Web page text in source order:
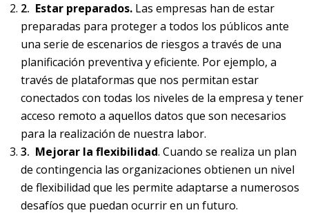
Estar preparados. Las empresas han de estar
preparadas para proteger a todos los públicos ante
una serie de escenarios de riesgos a través de una
planificación preventiva y eficiente. Por ejemplo, a
través de plataformas que nos permitan estar
conectados con todas los niveles de la empresa y tener
acceso remoto a aquellos datos que son necesarios
para la realización de nuestra labor.
Mejorar la flexibilidad. Cuando se realiza un plan
de contingencia las organizaciones obtienen un nivel
de flexibilidad que les permite adaptarse a numerosos
desafíos que puedan ocurrir en un futuro.